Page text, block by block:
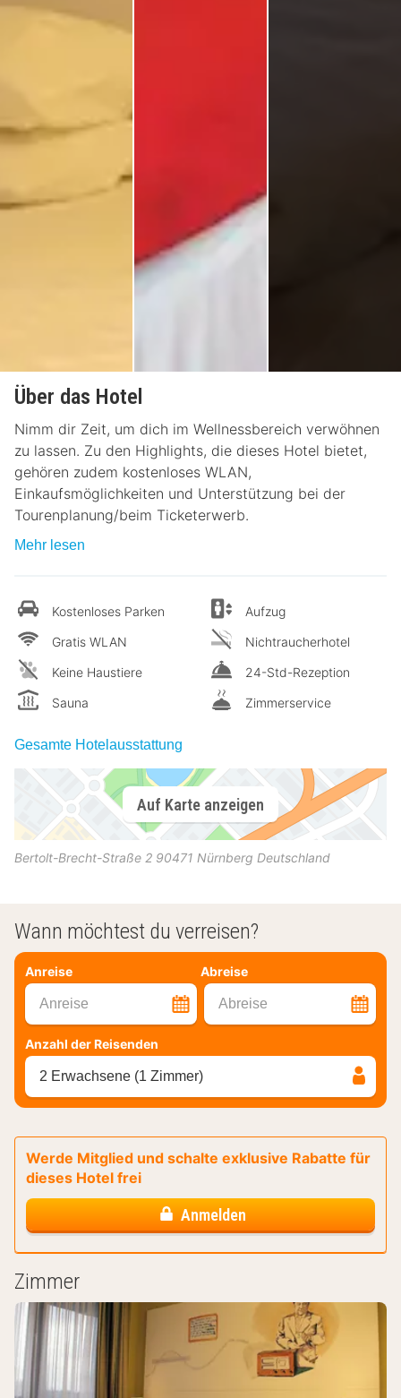
Über das Hotel
Nimm dir Zeit, um dich im Wellnessbereich verwöhnen
zu lassen. Zu den Highlights, die dieses Hotel bietet,
gehören zudem kostenloses WLAN,
Einkaufsmöglichkeiten und Unterstützung bei der
Tourenplanung/beim Ticketerwerb.
Mehr lesen
Kostenloses Parken
Gratis WLAN
Keine Haustiere
Sauna
Aufzug
Nichtraucherhotel
24-Std-Rezeption
Zimmerservice
Gesamte Hotelausstattung
Auf Karte anzeigen
Bertolt-Brecht-Straße 2 90471 Nürnberg Deutschland
Wann möchtest du verreisen?
Anreise Abreise
Anreise Abreise
Anzahl der Reisenden
2 Erwachsene (1 Zimmer)
Werde Mitglied und schalte exklusive Rabatte für
dieses Hotel frei
Anmelden
Zimmer